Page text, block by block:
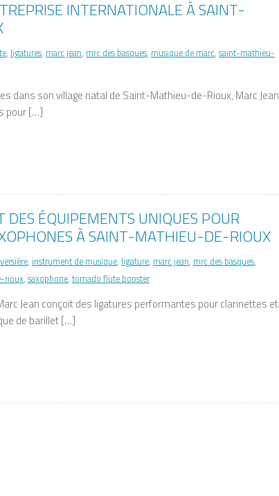
INTERNATIONALE À SAINT-
, ligatures, marc jean, mrc des basques, musique de marc, saint-mathieu-
dans son village natal de Saint-Mathieu-de-Rioux, Marc Jean
pour […]
DES ÉQUIPEMENTS UNIQUES POUR
À SAINT-MATHIEU-DE-RIOUX
, instrument de musique, ligature, marc jean, mrc des basques,
rioux, saxophone, tornado flute booster
Marc Jean conçoit des ligatures performantes pour clarinettes et
de barillet […]